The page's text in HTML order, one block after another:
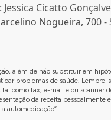
Cicatto
Nogueira, 700
além de não substituir em
problemas de saúde.
como fax, e-mail e ou scanner
da receita pessoalmente
automedicação”.